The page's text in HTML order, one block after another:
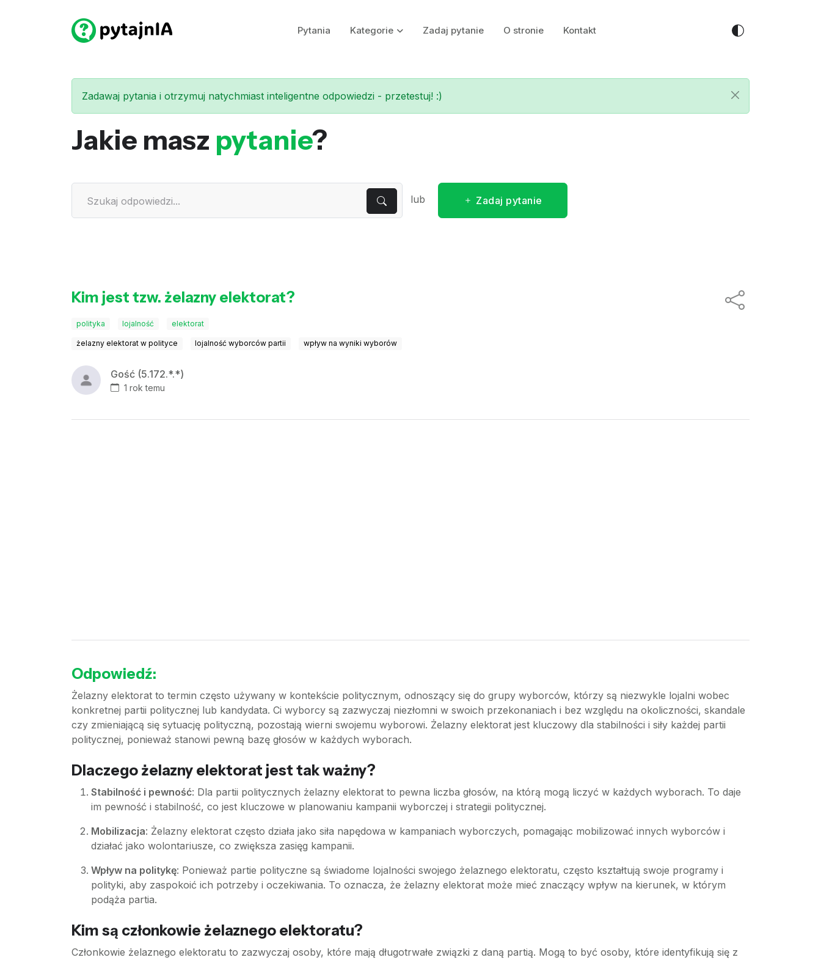
Pytania Kategorie Zadaj pytanie O stronie Kontakt
Zadawaj pytania i otrzymuj natychmiast inteligentne odpowiedzi - przetestuj! :)
Jakie masz pytanie?
lub Zadaj pytanie
Kim jest tzw. żelazny elektorat?
polityka lojalność elektorat
żelazny elektorat w polityce lojalność wyborców partii wpływ na wyniki wyborów
Gość (5.172.*.*)
1 rok temu
Odpowiedź:
Żelazny elektorat to termin często używany w kontekście politycznym, odnoszący się do grupy wyborców, którzy są niezwykle lojalni wobec
konkretnej partii politycznej lub kandydata. Ci wyborcy są zazwyczaj niezłomni w swoich przekonaniach i bez względu na okoliczności, skandale
czy zmieniającą się sytuację polityczną, pozostają wierni swojemu wyborowi. Żelazny elektorat jest kluczowy dla stabilności i siły każdej partii
politycznej, ponieważ stanowi pewną bazę głosów w każdych wyborach.
Dlaczego żelazny elektorat jest tak ważny?
Stabilność i pewność: Dla partii politycznych żelazny elektorat to pewna liczba głosów, na którą mogą liczyć w każdych wyborach. To daje
im pewność i stabilność, co jest kluczowe w planowaniu kampanii wyborczej i strategii politycznej.
Mobilizacja: Żelazny elektorat często działa jako siła napędowa w kampaniach wyborczych, pomagając mobilizować innych wyborców i
działać jako wolontariusze, co zwiększa zasięg kampanii.
Wpływ na politykę: Ponieważ partie polityczne są świadome lojalności swojego żelaznego elektoratu, często kształtują swoje programy i
polityki, aby zaspokoić ich potrzeby i oczekiwania. To oznacza, że żelazny elektorat może mieć znaczący wpływ na kierunek, w którym
podąża partia.
Kim są członkowie żelaznego elektoratu?
Członkowie żelaznego elektoratu to zazwyczaj osoby, które mają długotrwałe związki z daną partią. Mogą to być osoby, które identyfikują się z